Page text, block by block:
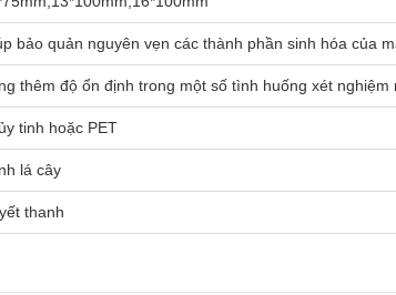
bảo quản nguyên vẹn các thành phần sinh hóa của
thêm độ ổn định trong một số tình huống xét nghiệm
tinh hoặc PET
lá cây
thanh